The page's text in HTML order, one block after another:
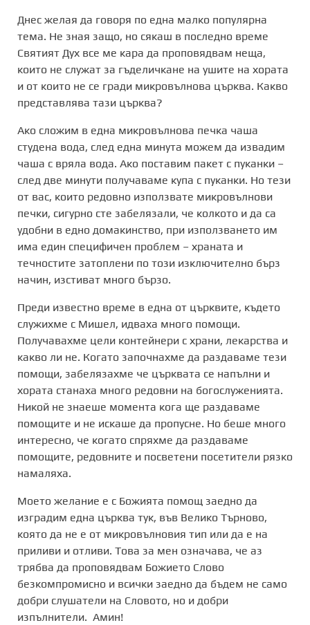
Днес желая да говоря по една малко популярна
тема. Не зная защо, но сякаш в последно време
Святият Дух все ме кара да проповядвам неща,
които не служат за гъделичкане на ушите на хората
и от които не се гради микровълнова църква. Какво
представлява тази църква?
Ако сложим в една микровълнова печка чаша
студена вода, след една минута можем да извадим
чаша с вряла вода. Ако поставим пакет с пуканки –
след две минути получаваме купа с пуканки. Но тези
от вас, които редовно използвате микровълнови
печки, сигурно сте забелязали, че колкото и да са
удобни в едно домакинство, при използването им
има един специфичен проблем – храната и
течностите затоплени по този изключително бърз
начин, изстиват много бързо.
Преди известно време в една от църквите, където
служихме с Мишел, идваха много помощи.
Получавахме цели контейнери с храни, лекарства и
какво ли не. Когато започнахме да раздаваме тези
помощи, забелязахме че църквата се напълни и
хората станаха много редовни на богослуженията.
Никой не знаеше момента кога ще раздаваме
помощите и не искаше да пропусне. Но беше много
интересно, че когато спряхме да раздаваме
помощите, редовните и посветени посетители рязко
намаляха.
Моето желание е с Божията помощ заедно да
изградим една църква тук, във Велико Търново,
която да не е от микровълновия тип или да е на
приливи и отливи. Това за мен означава, че аз
трябва да проповядвам Божието Слово
безкомпромисно и всички заедно да бъдем не само
добри слушатели на Словото, но и добри
изпълнители. Амин!